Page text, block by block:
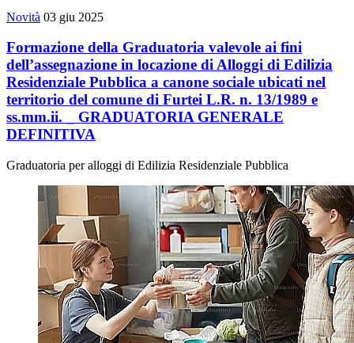
Novità 03 giu 2025
Formazione della Graduatoria valevole ai fini
dell’assegnazione in locazione di Alloggi di Edilizia
Residenziale Pubblica a canone sociale ubicati nel
territorio del comune di Furtei L.R. n. 13/1989 e
ss.mm.ii. _ GRADUATORIA GENERALE
DEFINITIVA
Graduatoria per alloggi di Edilizia Residenziale Pubblica